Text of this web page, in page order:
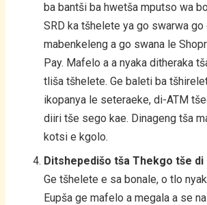
ba bantši ba hwetša mputso wa
SRD ka tšhelete ya go swarwa
mabenkeleng a go swana le
Pay. Mafelo a a nyaka ditheraka
tliša tšhelete. Ge baleti ba
ikopanya le seteraeke, di-ATM
diiri tše sego kae. Dinageng tša
kotsi e kgolo.
Ditshepedišo tša Thekgo tše
Ge tšhelete e sa bonale, o tlo
Eupša ge mafelo a megala a se